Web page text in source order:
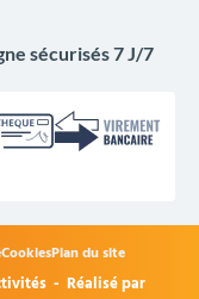
sécurisés 7 J/7
- Réalisé par
CookiesPlan du site